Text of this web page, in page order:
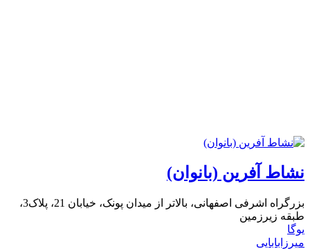
نشاط آفرین (بانوان)
بزرگراه اشرفی اصفهانی، بالاتر از میدان پونک، خیابان 21، پلاک3،
طبقه زیرزمین
یوگا
میرزابابایی